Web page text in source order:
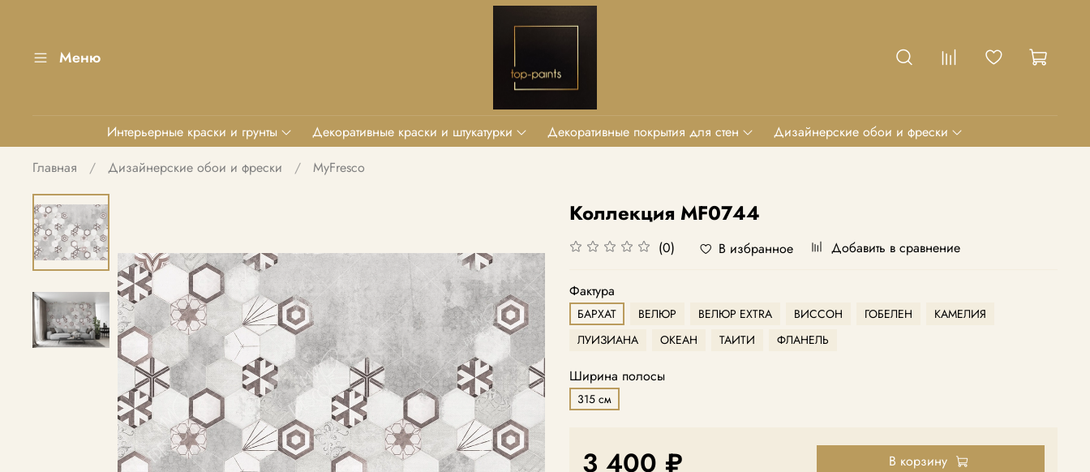
Меню
Интерьерные краски и грунты Декоративные краски и штукатурки Декоративные покрытия для стен
Дизайнерские обои и фрески
Главная
Дизайнерские обои и фрески MyFresco
Коллекция MF0744
(0) В избранное Добавить в сравнение
Фактура
БАРХАТ ВЕЛЮР ВЕЛЮР EXTRA ВИССОН ГОБЕЛЕН
КАМЕЛИЯ
ЛУИЗИАНА
ОКЕАН ТАИТИ ФЛАНЕЛЬ
Ширина полосы
315 см
3 400 ₽ В корзину